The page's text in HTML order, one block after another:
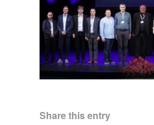
Share this entry